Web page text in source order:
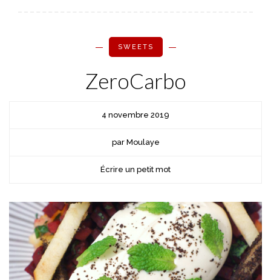
SWEETS
ZeroCarbo
4 novembre 2019
par Moulaye
Écrire un petit mot